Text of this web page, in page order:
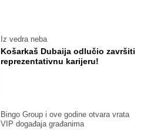
Iz vedra neba
Košarkaš Dubaija odlučio završiti
reprezentativnu karijeru!
Bingo Group i ove godine otvara vrata
VIP događaja građanima